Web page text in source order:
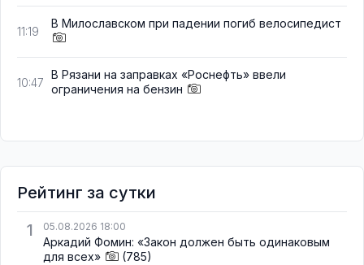
11:19
В Милославском при падении погиб велосипедист
10:47
В Рязани на заправках «Роснефть» ввели
ограничения на бензин
Рейтинг за сутки
1
05.08.2026 18:00
Аркадий Фомин: «Закон должен быть одинаковым
для всех»
(785)